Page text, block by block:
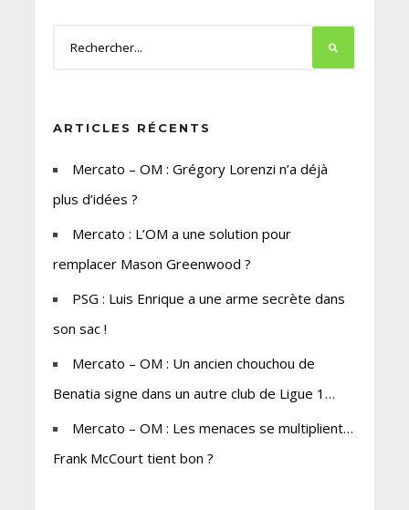
ARTICLES RÉCENTS
Mercato – OM : Grégory Lorenzi n’a déjà
plus d’idées ?
Mercato : L’OM a une solution pour
remplacer Mason Greenwood ?
PSG : Luis Enrique a une arme secrète dans
son sac !
Mercato – OM : Un ancien chouchou de
Benatia signe dans un autre club de Ligue 1…
Mercato – OM : Les menaces se multiplient…
Frank McCourt tient bon ?